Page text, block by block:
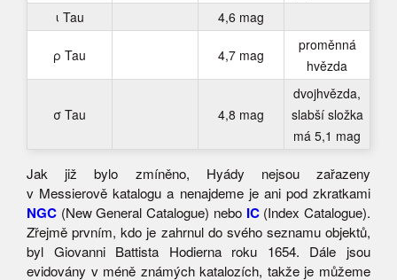
ι Tau
4,6 mag
ρ Tau 4,7 mag
proměnná
hvězda
σ Tau 4,8 mag
dvojhvězda,
slabší složka
má 5,1 mag
Jak již bylo zmíněno, Hyády nejsou zařazeny
v Messierově katalogu a nenajdeme je ani pod zkratkami
NGC (New General Catalogue) nebo IC(Index Catalogue).
Zřejmě prvním, kdo je zahrnul do svého seznamu objektů,
byl Giovanni Battista Hodierna roku 1654. Dále jsou
evidovány v méně známých katalozích, takže je můžeme